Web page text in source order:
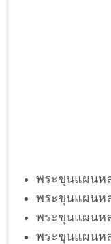
พระขุนแผนห
พระขุนแผนห
พระขุนแผนห
พระขุนแผนห